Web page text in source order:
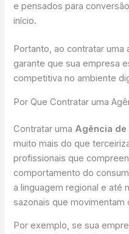
e pensados para
início.
Portanto, ao contratar uma
garante que sua empresa
competitiva no ambiente
Por Que Contratar uma
Contratar uma Agência de
muito mais do que
profissionais que
comportamento do
a linguagem regional e até
sazonais que movimentam
Por exemplo, se sua